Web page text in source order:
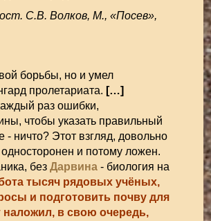
С.В. Волков, М., «Посев»,
борьбы, но и умел
пролетариата. […]
раз ошибки,
чтобы указать правильный
- ничто? Этот взгляд, довольно
и потому ложен.
без Дарвина- биология на
тысяч рядовых учёных,
и подготовить почву для
наложил, в свою очередь,